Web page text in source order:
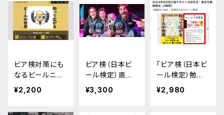
ビア検対策にも
なるビールニュ
ース解説（2024
年8月）
¥2,200
ビア検（日本ビ
ール検定）直前
勉強会「更新し
ておきたい統計・
¥3,300
「ビア検（日本ビ
ール検定）勉強
会 2024年4月
改訂版テキスト
¥2,980